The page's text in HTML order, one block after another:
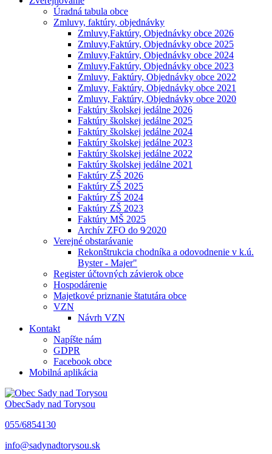
Úradná tabula obce
Zmluvy, faktúry, objednávky
Zmluvy,Faktúry, Objednávky obce 2026
Zmluvy,Faktúry, Objednávky obce 2025
Zmluvy,Faktúry, Objednávky obce 2024
Zmluvy,Faktúry, Objednávky obce 2023
Zmluvy, Faktúry, Objednávky obce 2022
Zmluvy, Faktúry, Objednávky obce 2021
Zmluvy, Faktúry, Objednávky obce 2020
Faktúry školskej jedálne 2026
Faktúry školskej jedálne 2025
Faktúry školskej jedálne 2024
Faktúry školskej jedálne 2023
Faktúry školskej jedálne 2022
Faktúry školskej jedálne 2021
Faktúry ZŠ 2026
Faktúry ZŠ 2025
Faktúry ZŠ 2024
Faktúry ZŠ 2023
Faktúry MŠ 2025
Archív ZFO do 9⁄2020
Verejné obstarávanie
Rekonštrukcia chodníka a odovodnenie v k.ú.
Byster - Majer"
Register účtovných závierok obce
Hospodárenie
Majetkové priznanie štatutára obce
VZN
Návrh VZN
Kontakt
Napíšte nám
GDPR
Facebook obce
Mobilná aplikácia
ObecSady nad Torysou
055/6854130
info@sadynadtorysou.sk